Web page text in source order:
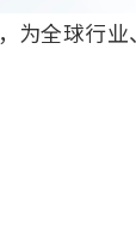
全球行业、